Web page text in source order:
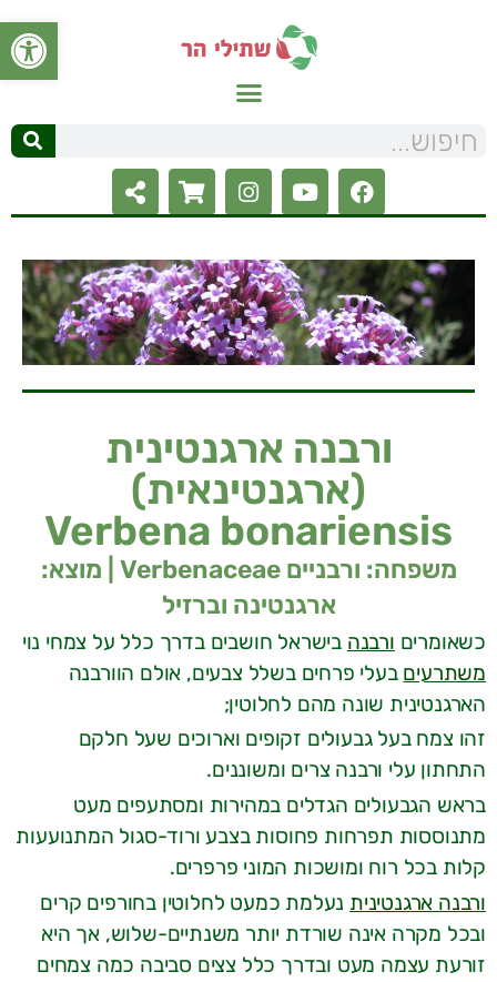
פתח
ורבנה ארגנטינית
(ארגנטינאית)
Verbena bonariensis
משפחה: ורבניים Verbenaceae | מוצא:
ארגנטינה וברזיל
כשאומרים ורבנה בישראל חושבים בדרך כלל על צמחי נוי
משתרעים בעלי פרחים בשלל צבעים, אולם הוורבנה
הארגנטינית שונה מהם לחלוטין;
זהו צמח בעל גבעולים זקופים וארוכים שעל חלקם
התחתון עלי ורבנה צרים ומשוננים.
בראש הגבעולים הגדלים במהירות ומסתעפים מעט
מתנוססות תפרחות פחוסות בצבע ורוד-סגול המתנועעות
קלות בכל רוח ומושכות המוני פרפרים.
ורבנה ארגנטינית נעלמת כמעט לחלוטין בחורפים קרים
ובכל מקרה אינה שורדת יותר משנתיים-שלוש, אך היא
זורעת עצמה מעט ובדרך כלל צצים סביבה כמה צמחים